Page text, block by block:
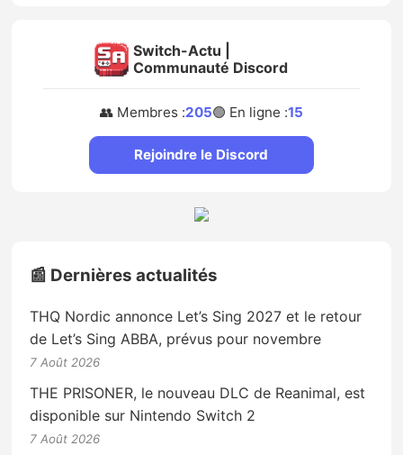
Switch-Actu |
Communauté Discord
👥 Membres :205🟢 En ligne :15
Rejoindre le Discord
📰 Dernières actualités
THQ Nordic annonce Let’s Sing 2027 et le retour
de Let’s Sing ABBA, prévus pour novembre
7 Août 2026
THE PRISONER, le nouveau DLC de Reanimal, est
disponible sur Nintendo Switch 2
7 Août 2026